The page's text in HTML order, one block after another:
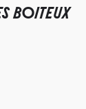
BOITEUX